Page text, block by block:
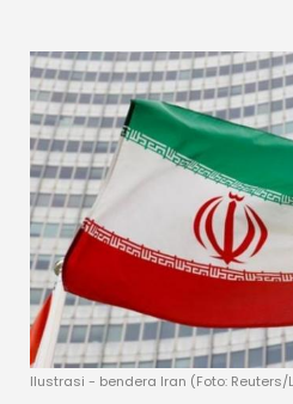
Ilustrasi - bendera Iran (Foto: Reuters/